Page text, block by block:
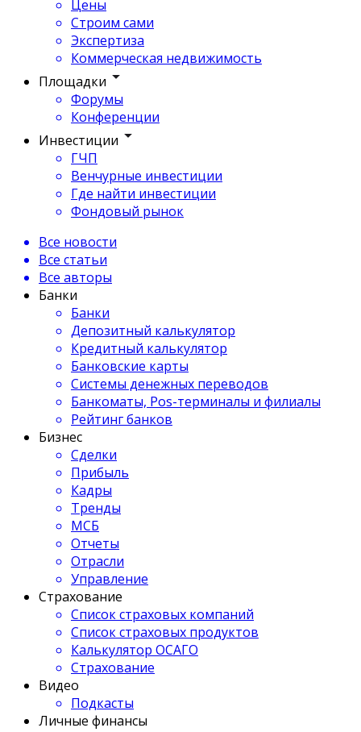
Цены
Строим сами
Экспертиза
Коммерческая недвижимость
Площадки
Форумы
Конференции
Инвестиции
ГЧП
Венчурные инвестиции
Где найти инвестиции
Фондовый рынок
Все новости
Все статьи
Все авторы
Банки
Банки
Депозитный калькулятор
Кредитный калькулятор
Банковские карты
Системы денежных переводов
Банкоматы, Pos-терминалы и филиалы
Рейтинг банков
Бизнес
Сделки
Прибыль
Кадры
Тренды
МСБ
Отчеты
Отрасли
Управление
Страхование
Список страховых компаний
Список страховых продуктов
Калькулятор ОСАГО
Страхование
Видео
Подкасты
Личные финансы